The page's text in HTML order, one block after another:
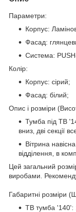
Параметри:
Корпус:
Фасад:
Система:
Колір:
Корпус: сірий;
Фасад: білий;
Опис і розміри
Тумба під ТВ
вниз, дві секції
Вітрина
відділення, в
Цей загальний
виробами.
Габаритні розміри
ТВ тумба '140':